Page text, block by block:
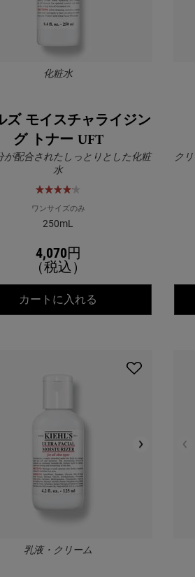
化粧水
ズ モイスチャライジン
グ トナー UFT
が配合されたしっとりとした化粧
水
ワンサイズのみ
250mL
4,070円
（税込）
カートに入れる キールズ モイスチ
ク
乳液・クリーム